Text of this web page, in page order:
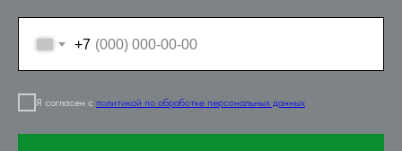
+7
Я согласен с политикой по обработке персональных данных